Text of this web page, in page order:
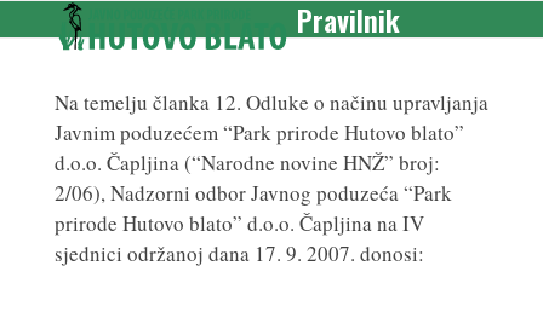
to
Open
mobile
menu
Close
mobile
menu
Pravilnik
Na temelju članka 12. Odluke o načinu upravljanja
Javnim poduzećem “Park prirode Hutovo blato”
d.o.o. Čapljina (“Narodne novine HNŽ” broj:
2/06), Nadzor­ni odbor Javnog poduzeća “Park
prirode Hutovo blato” d.o.o. Čapljina na IV
sjednici održanoj dana 17. 9. 2007. donosi: